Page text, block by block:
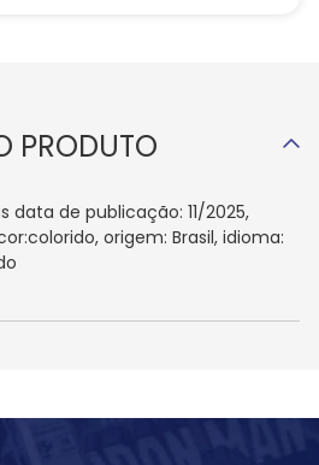
PRODUTO
data de publicação: 11/2025,
origem: Brasil, idioma: